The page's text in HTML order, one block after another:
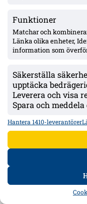
Funktioner
Matchar och
Länka olika enheter,
information som
Säkerställa
upptäcka
Leverera och visa
Spara och
Hantera 1410-leverantörer
Jani Honkavaara
värvningsfrågorna till
bekräftar att Daryl
Asoros frånvaro med att
Ligacupen: Djurgården